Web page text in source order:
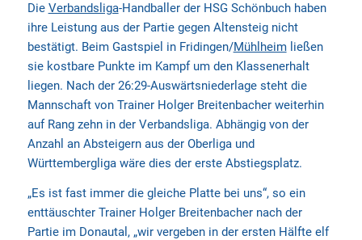
Die Verbandsliga-Handballer der HSG Schönbuch haben
ihre Leistung aus der Partie gegen Altensteig nicht
bestätigt. Beim Gastspiel in Fridingen/Mühlheimließen
sie kostbare Punkte im Kampf um den Klassenerhalt
liegen. Nach der 26:29-Auswärtsniederlage steht die
Mannschaft von Trainer Holger Breitenbacher weiterhin
auf Rang zehn in der Verbandsliga. Abhängig von der
Anzahl an Absteigern aus der Oberliga und
Württembergliga wäre dies der erste Abstiegsplatz.
„Es ist fast immer die gleiche Platte bei uns“, so ein
enttäuschter Trainer Holger Breitenbacher nach der
Partie im Donautal, „wir vergeben in der ersten Hälfte elf